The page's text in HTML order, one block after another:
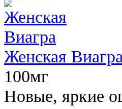
Женская Виагра
100мг
Новые, яркие